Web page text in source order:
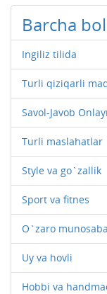
Barcha
Ingiliz tilida
Turli qiziqarli
Savol-Javob
Turli maslahatlar
Style va go`zallik
Sport va fitnes
O`zaro
Uy va hovli
Hobbi va